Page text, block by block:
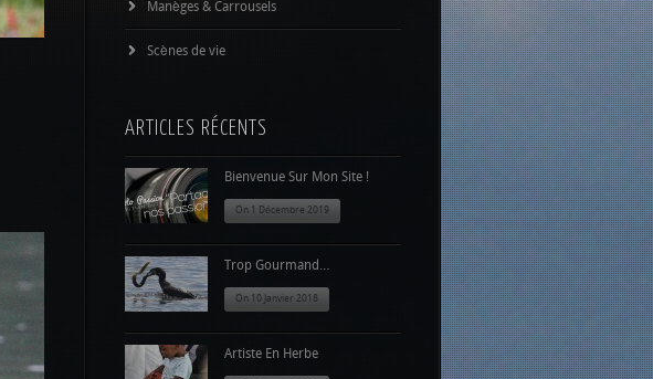
Manèges & Carrousels
Scènes de vie
ARTICLES RÉCENTS
Bienvenue Sur Mon Site !
On 1 Décembre 2019
Trop Gourmand…
On 10 Janvier 2018
Artiste En Herbe